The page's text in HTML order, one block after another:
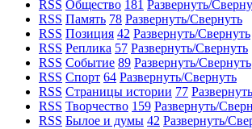
RSS Общество 181 Развернуть/
RSS Память 78 Развернуть/Свернуть
RSS Позиция 42 Развернуть/Свернуть
RSS Реплика 57 Развернуть/Свернуть
RSS Событие 89 Развернуть/Свернуть
RSS Спорт 64 Развернуть/Свернуть
RSS Страницы истории 77
RSS Творчество 159 Развернуть/
RSS Былое и думы 42 Развернуть/